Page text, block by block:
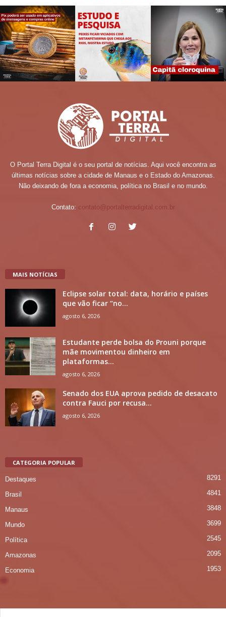
O Portal Terra Digital é o seu portal de notícias. Aqui você encontra as
últimas notícias sobre a cidade de Manaus e o Estado do Amazonas.
Não deixando de fora a economia, política no Brasil e no mundo.
Contato: contato@portalterradigital.com.br
MAIS NOTÍCIAS
Eclipse solar total: data, horário e países
que vão ficar “no...
agosto 6, 2026
Estudante perde bolsa do Prouni porque
mãe movimentou dinheiro em
plataformas...
agosto 6, 2026
Senado dos EUA aprova pedido de desacato
contra Fauci por recusa...
agosto 6, 2026
CATEGORIA POPULAR
Destaques 8291
Brasil 4841
Manaus 3848
Mundo 3699
Política 2545
Amazonas 2095
Economia 1953